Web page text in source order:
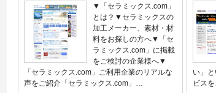
▼「セラミックス.com」
とは？▼セラミックスの
加工メーカー、素材・材
料をお探しの方へ▼「セ
ラミックス.com」に掲載
をご検討の企業様へ▼
「セラミックス.com」ご利用企業のリアルな
声をご紹介「セラミックス.com」…
い」
ビス